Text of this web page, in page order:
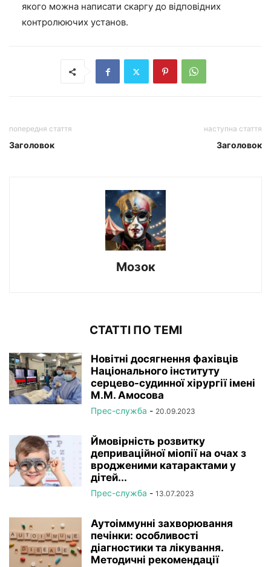
якого можна написати скаргу до відповідних
контролюючих установ.
попередня стаття
Заголовок
наступна стаття
Заголовок
Мозок
СТАТТІ ПО ТЕМІ
Новітні досягнення фахівців
Національного інституту
серцево-судинної хірургії імeні
М.М. Амосова
Прес-служба - 20.09.2023
Ймовірність розвитку
деприваційної міопії на очах з
вродженими катарактами у
дітей...
Прес-служба - 13.07.2023
Аутоіммунні захворювання
печінки: особливості
діагностики та лікування.
Методичні рекомендації